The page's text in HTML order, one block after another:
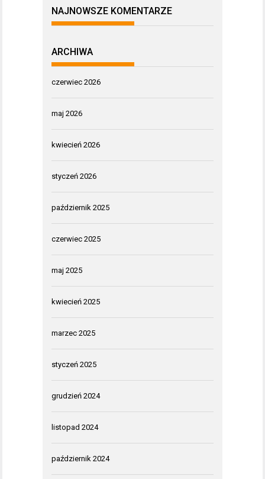
NAJNOWSZE KOMENTARZE
ARCHIWA
czerwiec 2026
maj 2026
kwiecień 2026
styczeń 2026
październik 2025
czerwiec 2025
maj 2025
kwiecień 2025
marzec 2025
styczeń 2025
grudzień 2024
listopad 2024
październik 2024